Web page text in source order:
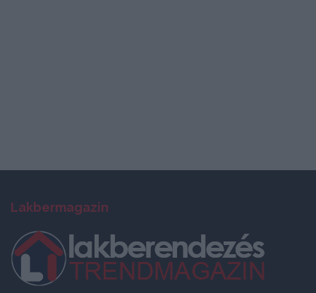
Lakbermagazin